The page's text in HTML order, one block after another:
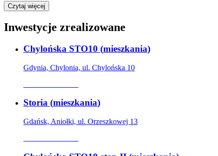
Czytaj więcej
Inwestycje zrealizowane
Chylońska STO10 (mieszkania)
Gdynia, Chylonia, ul. Chylońska 10
Storia (mieszkania)
Gdańsk, Aniołki, ul. Orzeszkowej 13